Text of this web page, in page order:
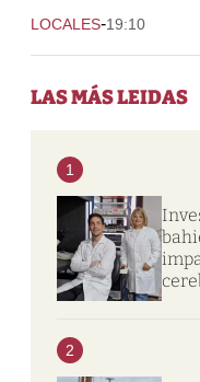
LOCALES-19:10
LAS MÁS LEIDAS
1
2